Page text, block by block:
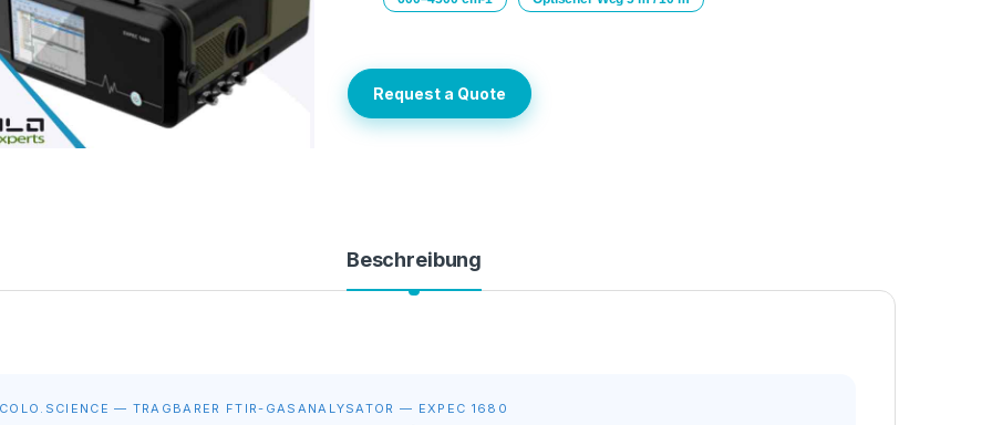
Request a Quote
Beschreibung
COLO.SCIENCE — TRAGBARER FTIR-GASANALYSATOR — EXPEC 1680